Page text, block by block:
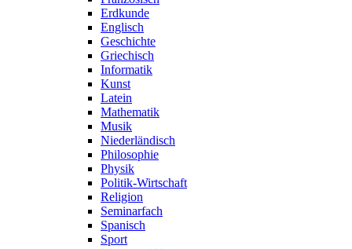
Erdkunde
Englisch
Geschichte
Griechisch
Informatik
Kunst
Latein
Mathematik
Musik
Niederländisch
Philosophie
Physik
Politik-Wirtschaft
Religion
Seminarfach
Spanisch
Sport